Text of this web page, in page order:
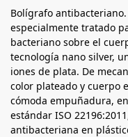
Bolígrafo
especialmente tratado
bacteriano sobre el
tecnología nano silver,
iones de plata. De
color plateado y cuerpo
cómoda empuñadura,
estándar ISO
antibacteriana en